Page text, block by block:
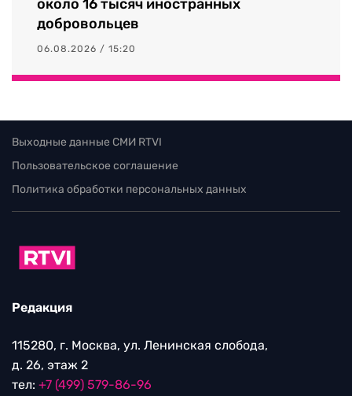
около 16 тысяч иностранных
добровольцев
06.08.2026 / 15:20
Выходные данные СМИ RTVI
Пользовательское соглашение
Политика обработки персональных данных
Редакция
115280, г. Москва, ул. Ленинская слобода,
д. 26, этаж 2
тел: +7 (499) 579-86-96